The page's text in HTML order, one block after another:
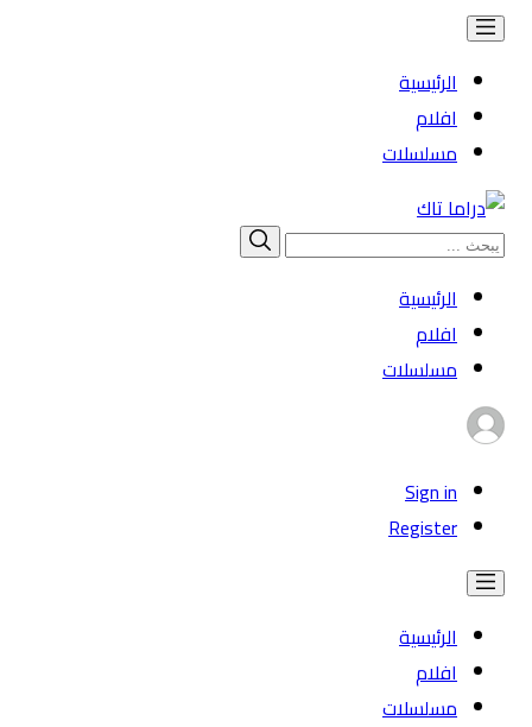
الرئيسية
افلام
مسلسلات
Search
بحث
الرئيسية
افلام
مسلسلات
Sign in
Register
الرئيسية
افلام
مسلسلات